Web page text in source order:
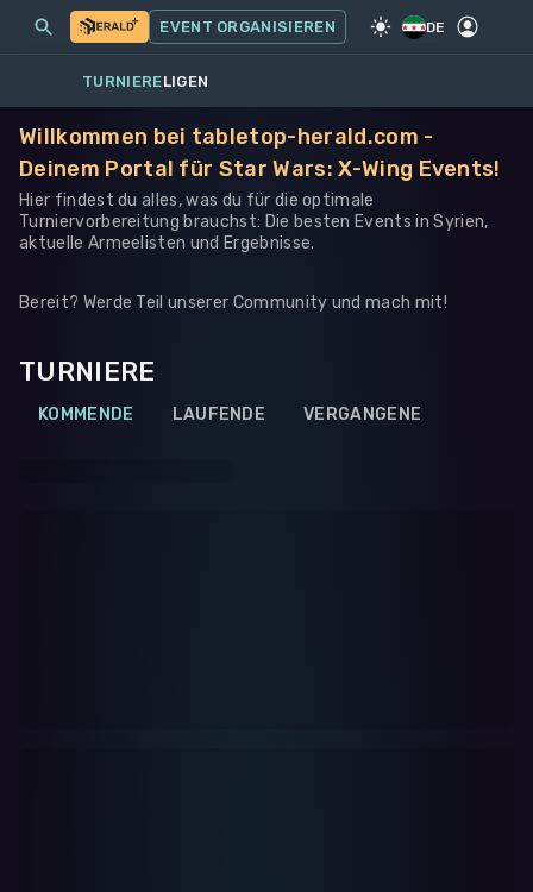
SPIEL·STAR WARS: X-WING
MEINE EVENTS MEHR
EVENT ORGANISIEREN DE
TURNIERELIGEN
Willkommen bei tabletop-herald.com -
Deinem Portal für Star Wars: X-Wing Events!
Hier findest du alles, was du für die optimale
Turniervorbereitung brauchst: Die besten Events in Syrien,
aktuelle Armeelisten und Ergebnisse.
Bereit? Werde Teil unserer Community und mach mit!
TURNIERE
KOMMENDE LAUFENDE VERGANGENE